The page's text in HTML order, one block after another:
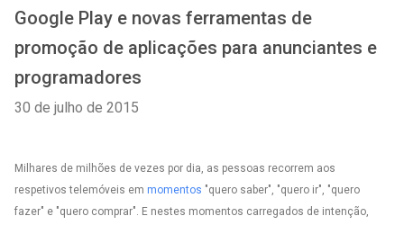
Google Play e novas ferramentas de
promoção de aplicações para anunciantes e
programadores
30 de julho de 2015
Milhares de milhões de vezes por dia, as pessoas recorrem aos
respetivos telemóveis em momentos "quero saber", "quero ir", "quero
fazer" e "quero comprar". E nestes momentos carregados de intenção,